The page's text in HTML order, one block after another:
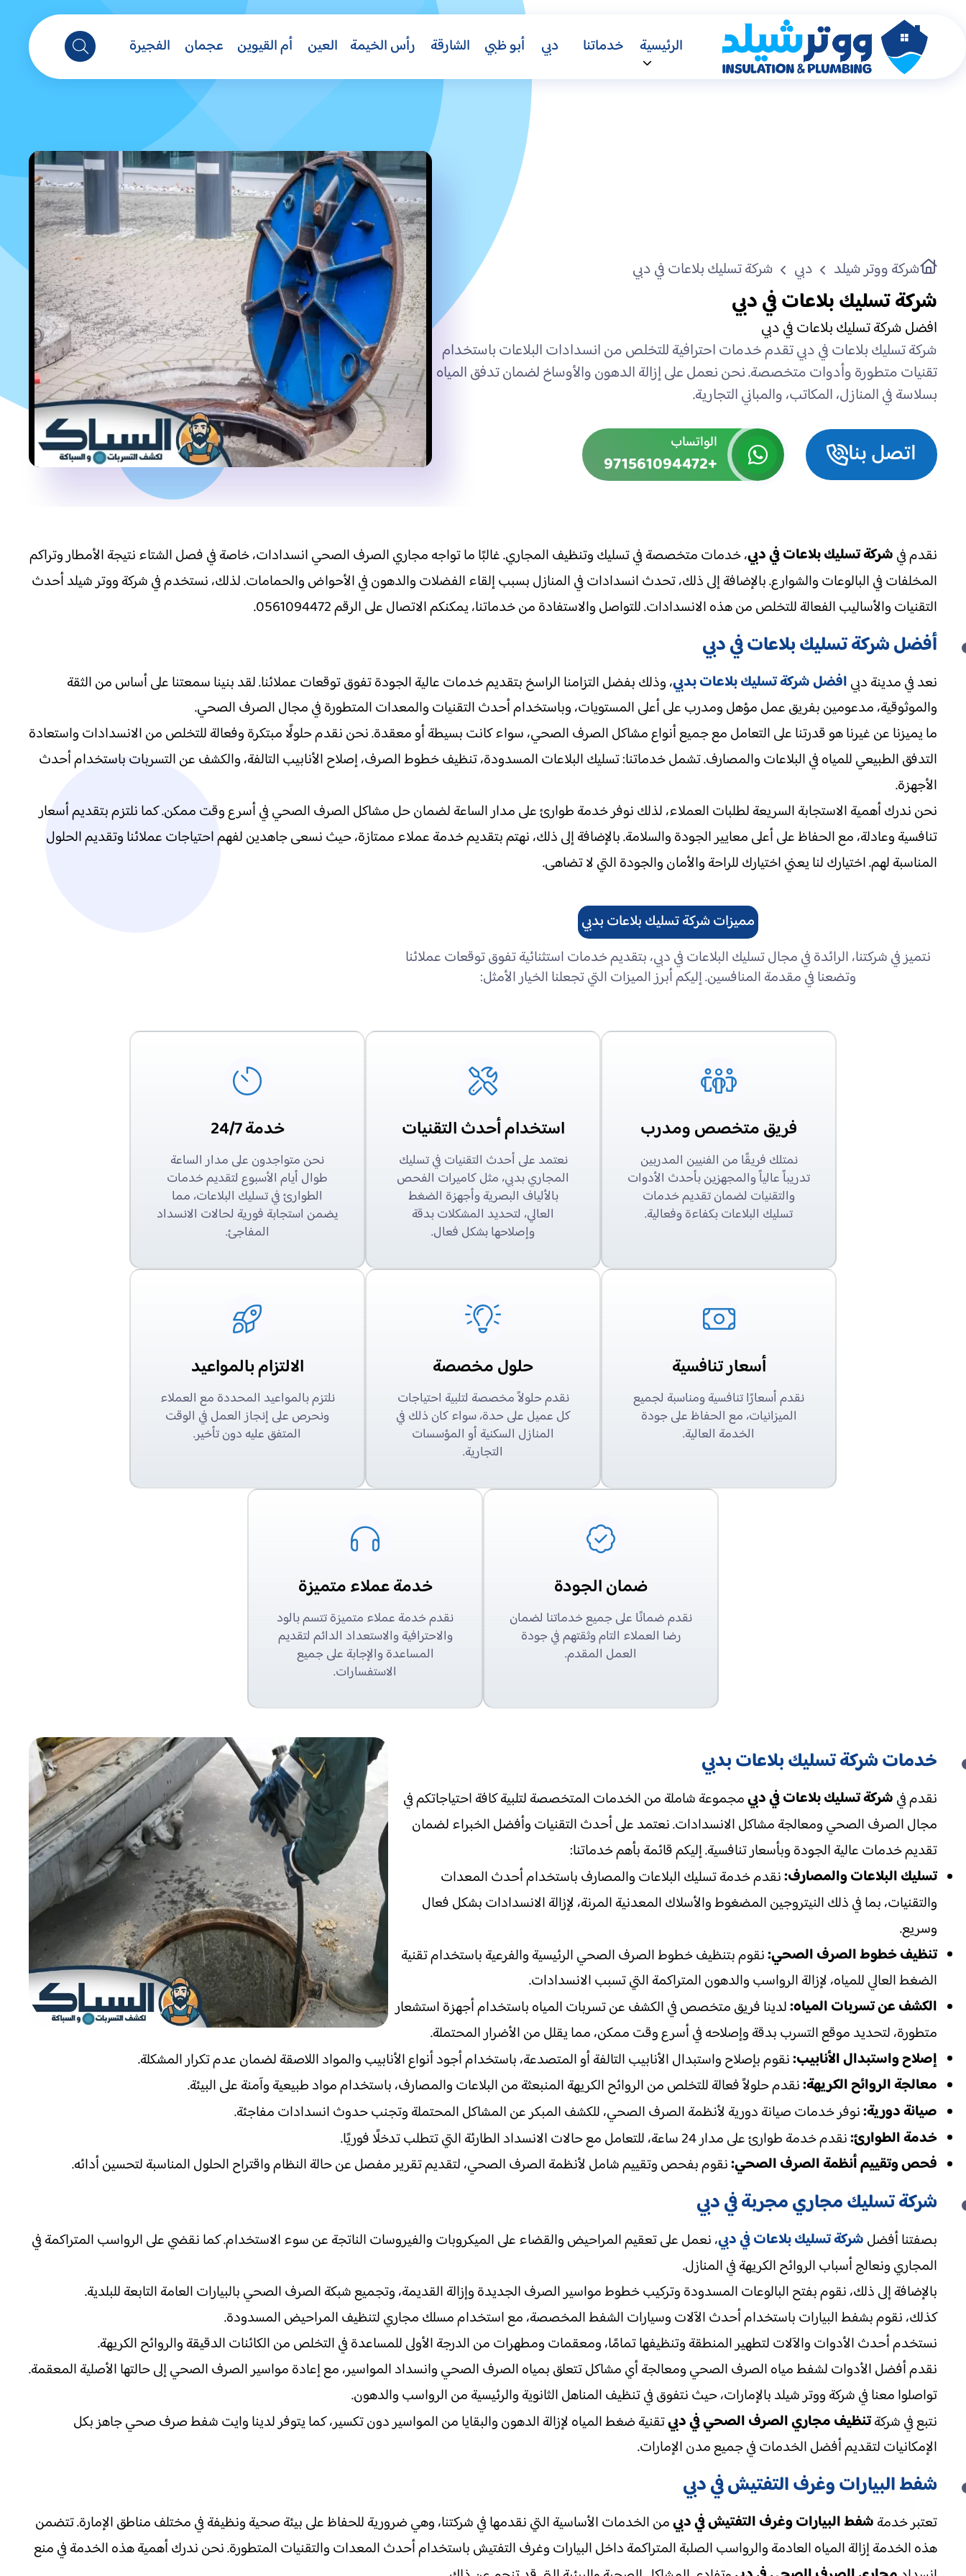
الرئيسية خدماتنا دبي أبو ظبي الشارقة رأس الخيمة العين أم القيوين عجمان الفجيرة
شركة ووتر شيلد دبي شركة تسليك بلاعات في دبي
شركة تسليك بلاعات في دبي
افضل شركة تسليك بلاعات في دبي
شركة تسليك بلاعات في دبي تقدم خدمات احترافية للتخلص من انسدادات البلاعات باستخدام
تقنيات متطورة وأدوات متخصصة. نحن نعمل على إزالة الدهون والأوساخ لضمان تدفق المياه
بسلاسة في المنازل، المكاتب، والمباني التجارية.
اتصل بنا الواتساب
+971561094472
نقدم فيشركة تسليك بلاعات في دبي، خدمات متخصصة في تسليك وتنظيف المجاري. غالبًا ما تواجه مجاري الصرف الصحي انسدادات، خاصة في فصل الشتاء نتيجة الأمطار وتراكم
المخلفات في البالوعات والشوارع. بالإضافة إلى ذلك، تحدث انسدادات في المنازل بسبب إلقاء الفضلات والدهون في الأحواض والحمامات. لذلك، نستخدم في شركة ووتر شيلد أحدث
التقنيات والأساليب الفعالة للتخلص من هذه الانسدادات. للتواصل والاستفادة من خدماتنا، يمكنكم الاتصال على الرقم 0561094472.
أفضل شركة تسليك بلاعات في دبي
نعد في مدينة دبيافضل شركة تسليك بلاعات بدبي، وذلك بفضل التزامنا الراسخ بتقديم خدمات عالية الجودة تفوق توقعات عملائنا. لقد بنينا سمعتنا على أساس من الثقة
والموثوقية، مدعومين بفريق عمل مؤهل ومدرب على أعلى المستويات، وباستخدام أحدث التقنيات والمعدات المتطورة في مجال الصرف الصحي.
ما يميزنا عن غيرنا هو قدرتنا على التعامل مع جميع أنواع مشاكل الصرف الصحي، سواء كانت بسيطة أو معقدة. نحن نقدم حلولًا مبتكرة وفعالة للتخلص من الانسدادات واستعادة
التدفق الطبيعي للمياه في البلاعات والمصارف. تشمل خدماتنا: تسليك البلاعات المسدودة، تنظيف خطوط الصرف، إصلاح الأنابيب التالفة، والكشف عن التسربات باستخدام أحدث
الأجهزة.
نحن ندرك أهمية الاستجابة السريعة لطلبات العملاء، لذلك نوفر خدمة طوارئ على مدار الساعة لضمان حل مشاكل الصرف الصحي في أسرع وقت ممكن. كما نلتزم بتقديم أسعار
تنافسية وعادلة، مع الحفاظ على أعلى معايير الجودة والسلامة. بالإضافة إلى ذلك، نهتم بتقديم خدمة عملاء ممتازة، حيث نسعى جاهدين لفهم احتياجات عملائنا وتقديم الحلول
المناسبة لهم. اختيارك لنا يعني اختيارك للراحة والأمان والجودة التي لا تضاهى.
مميزات شركة تسليك بلاعات بدبي
نتميز في شركتنا، الرائدة في مجال تسليك البلاعات في دبي، بتقديم خدمات استثنائية تفوق توقعات عملائنا
وتضعنا في مقدمة المنافسين. إليكم أبرز الميزات التي تجعلنا الخيار الأمثل:
فريق متخصص ومدرب
نمتلك فريقًا من الفنيين المدربين
تدريباً عالياً والمجهزين بأحدث الأدوات
والتقنيات لضمان تقديم خدمات
تسليك البلاعات بكفاءة وفعالية.
استخدام أحدث التقنيات
نعتمد على أحدث التقنيات في تسليك
المجاري بدبي، مثل كاميرات الفحص
بالألياف البصرية وأجهزة الضغط
العالي، لتحديد المشكلات بدقة
وإصلاحها بشكل فعال.
خدمة 24/7
نحن متواجدون على مدار الساعة
طوال أيام الأسبوع لتقديم خدمات
الطوارئ في تسليك البلاعات، مما
يضمن استجابة فورية لحالات الانسداد
المفاجئ.
أسعار تنافسية
نقدم أسعارًا تنافسية ومناسبة لجميع
الميزانيات، مع الحفاظ على جودة
الخدمة العالية.
حلول مخصصة
نقدم حلولاً مخصصة لتلبية احتياجات
كل عميل على حدة، سواء كان ذلك في
المنازل السكنية أو المؤسسات
التجارية.
الالتزام بالمواعيد
نلتزم بالمواعيد المحددة مع العملاء
ونحرص على إنجاز العمل في الوقت
المتفق عليه دون تأخير.
ضمان الجودة
نقدم ضمانًا على جميع خدماتنا لضمان
رضا العملاء التام وثقتهم في جودة
العمل المقدم.
خدمة عملاء متميزة
نقدم خدمة عملاء متميزة تتسم بالود
والاحترافية والاستعداد الدائم لتقديم
المساعدة والإجابة على جميع
الاستفسارات.
خدمات شركة تسليك بلاعات بدبي
نقدم فيشركة تسليك بلاعات في دبيمجموعة شاملة من الخدمات المتخصصة لتلبية كافة احتياجاتكم في
مجال الصرف الصحي ومعالجة مشاكل الانسدادات. نعتمد على أحدث التقنيات وأفضل الخبراء لضمان
تقديم خدمات عالية الجودة وبأسعار تنافسية. إليكم قائمة بأهم خدماتنا:
تسليك البلاعات والمصارف:نقدم خدمة تسليك البلاعات والمصارف باستخدام أحدث المعدات
والتقنيات، بما في ذلك النيتروجين المضغوط والأسلاك المعدنية المرنة، لإزالة الانسدادات بشكل فعال
وسريع.
تنظيف خطوط الصرف الصحي:نقوم بتنظيف خطوط الصرف الصحي الرئيسية والفرعية باستخدام تقنية
الضغط العالي للمياه، لإزالة الرواسب والدهون المتراكمة التي تسبب الانسدادات.
الكشف عن تسربات المياه:لدينا فريق متخصص في الكشف عن تسربات المياه باستخدام أجهزة استشعار
متطورة، لتحديد موقع التسرب بدقة وإصلاحه في أسرع وقت ممكن، مما يقلل من الأضرار المحتملة.
إصلاح واستبدال الأنابيب:نقوم بإصلاح واستبدال الأنابيب التالفة أو المتصدعة، باستخدام أجود أنواع الأنابيب والمواد اللاصقة لضمان عدم تكرار المشكلة.
معالجة الروائح الكريهة:نقدم حلولاً فعالة للتخلص من الروائح الكريهة المنبعثة من البلاعات والمصارف، باستخدام مواد طبيعية وآمنة على البيئة.
صيانة دورية:نوفر خدمات صيانة دورية لأنظمة الصرف الصحي، للكشف المبكر عن المشاكل المحتملة وتجنب حدوث انسدادات مفاجئة.
خدمة الطوارئ:نقدم خدمة طوارئ على مدار 24 ساعة، للتعامل مع حالات الانسداد الطارئة التي تتطلب تدخلًا فوريًا.
فحص وتقييم أنظمة الصرف الصحي:نقوم بفحص وتقييم شامل لأنظمة الصرف الصحي، لتقديم تقرير مفصل عن حالة النظام واقتراح الحلول المناسبة لتحسين أدائه.
شركة تسليك مجاري مجربة في دبي
بصفتنا أفضلشركة تسليك بلاعات في دبي، نعمل على تعقيم المراحيض والقضاء على الميكروبات والفيروسات الناتجة عن سوء الاستخدام. كما نقضي على الرواسب المتراكمة في
المجاري ونعالج أسباب الروائح الكريهة في المنازل.
بالإضافة إلى ذلك، نقوم بفتح البالوعات المسدودة وتركيب خطوط مواسير الصرف الجديدة وإزالة القديمة، وتجميع شبكة الصرف الصحي بالبيارات العامة التابعة للبلدية.
كذلك، نقوم بشفط البيارات باستخدام أحدث الآلات وسيارات الشفط المخصصة، مع استخدام مسلك مجاري لتنظيف المراحيض المسدودة.
نستخدم أحدث الأدوات والآلات لتطهير المنطقة وتنظيفها تمامًا، ومعقمات ومطهرات من الدرجة الأولى للمساعدة في التخلص من الكائنات الدقيقة والروائح الكريهة.
نقدم أفضل الأدوات لشفط مياه الصرف الصحي ومعالجة أي مشاكل تتعلق بمياه الصرف الصحي وانسداد المواسير، مع إعادة مواسير الصرف الصحي إلى حالتها الأصلية المعقمة.
تواصلوا معنا في شركة ووتر شيلد بالإمارات، حيث نتفوق في تنظيف المناهل الثانوية والرئيسية من الرواسب والدهون.
نتبع في شركةتنظيف مجاري الصرف الصحي في دبيتقنية ضغط المياه لإزالة الدهون والبقايا من المواسير دون تكسير، كما يتوفر لدينا وايت شفط صرف صحي جاهز بكل
الإمكانيات لتقديم أفضل الخدمات في جميع مدن الإمارات.
شفط البيارات وغرف التفتيش في دبي
تعتبر خدمةشفط البيارات وغرف التفتيش في دبيمن الخدمات الأساسية التي نقدمها في شركتنا، وهي ضرورية للحفاظ على بيئة صحية ونظيفة في مختلف مناطق الإمارة. تتضمن
هذه الخدمة إزالة المياه العادمة والرواسب الصلبة المتراكمة داخل البيارات وغرف التفتيش باستخدام أحدث المعدات والتقنيات المتطورة. نحن ندرك أهمية هذه الخدمة في منع